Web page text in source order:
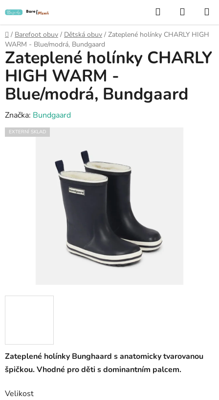
na
obsah
Hledat
KOŠÍK
Domů
/ Barefoot obuv / Dětská obuv / Zateplené holínky CHARLY HIGH
WARM - Blue/modrá, Bundgaard
Zateplené holínky Bunghaard s anatomicky tvarovanou
špičkou. Vhodné pro děti s dominantním palcem.
Velikost
Zateplené holínky CHARLY
HIGH WARM -
Blue/modrá, Bundgaard
Značka: Bundgaard
EXTERNÍ SKLAD